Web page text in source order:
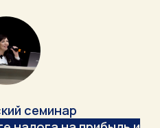
семинар